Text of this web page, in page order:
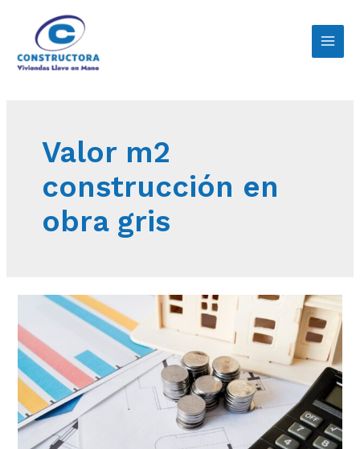
Valor m2
construcción en
obra gris